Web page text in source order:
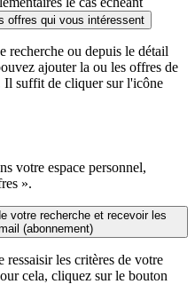
offres qui vous intéressent
recherche ou depuis le détail
ajouter la ou les offres de
Il suffit de cliquer sur l'icône
votre espace personnel,
».
votre recherche et recevoir les
(abonnement)
ressaisir les critères de votre
cela, cliquez sur le bouton